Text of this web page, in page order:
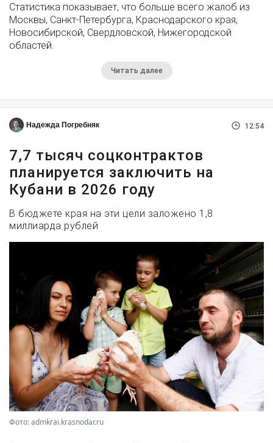
Статистика показывает, что больше всего жалоб из
Москвы, Санкт-Петербурга, Краснодарского края,
Новосибирской, Свердловской, Нижегородской
областей.
Читать далее
Надежда Погребняк 12:54
7,7 тысяч соцконтрактов
планируется заключить на
Кубани в 2026 году
В бюджете края на эти цели заложено 1,8
миллиарда рублей
Фото: admkrai.krasnodar.ru